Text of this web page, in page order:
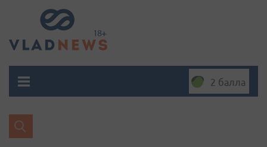
2 балла